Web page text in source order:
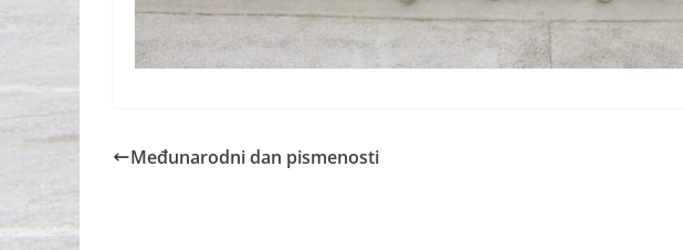
Međunarodni dan pismenosti